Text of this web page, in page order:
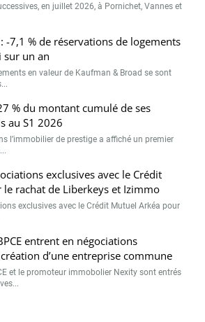
en juillet 2026, à Pornichet, Vannes et
-7,1 % de réservations de logements
sur un an
en valeur de Kaufman & Broad se sont
% du montant cumulé de ses
au S1 2026
l’immobilier de prestige a affiché un premier
exclusives avec le Crédit
rachat de Liberkeys et Izimmo
exclusives avec le Crédit Mutuel Arkéa pour
entrent en négociations
d’une entreprise commune
et le promoteur immobolier Nexity sont entrés